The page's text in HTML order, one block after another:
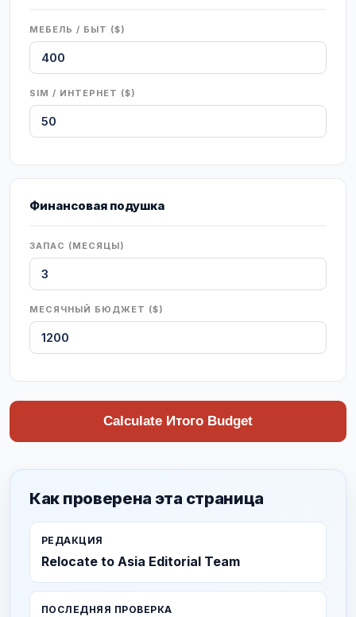
МЕБЕЛЬ / БЫТ ($)
SIM / ИНТЕРНЕТ ($)
Финансовая подушка
ЗАПАС (МЕСЯЦЫ)
МЕСЯЧНЫЙ БЮДЖЕТ ($)
Calculate Итого Budget
Как проверена эта страница
РЕДАКЦИЯ
Relocate to Asia Editorial Team
ПОСЛЕДНЯЯ ПРОВЕРКА